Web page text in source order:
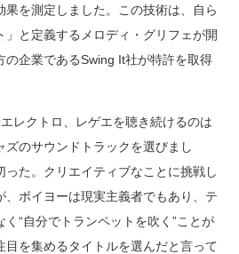
果を測定しました。この技術は、自ら
」と定義するメロディ・グリフェが開
の企業であるSwing It社が特許を取得
レクトロ、レゲエを聴き続けるのは
のサウンドトラックを選びまし
った。クリエイティブなことに挑戦し
、ボイヨーは現実主義者でもあり、テ
“自分でトランペットを吹く”ことが
目を集めるタイトルを選んだと言って